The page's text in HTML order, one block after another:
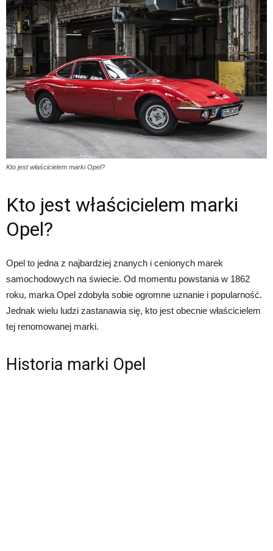
Kto jest właścicielem marki Opel?
Kto jest właścicielem marki
Opel?
Opel to jedna z najbardziej znanych i cenionych marek
samochodowych na świecie. Od momentu powstania w 1862
roku, marka Opel zdobyła sobie ogromne uznanie i popularność.
Jednak wielu ludzi zastanawia się, kto jest obecnie właścicielem
tej renomowanej marki.
Historia marki Opel